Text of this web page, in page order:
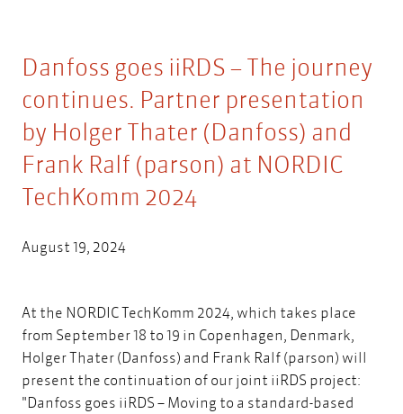
Danfoss goes iiRDS – The journey
continues. Partner presentation
by Holger Thater (Danfoss) and
Frank Ralf (parson) at NORDIC
TechKomm 2024
August 19, 2024
At the NORDIC TechKomm 2024, which takes place
from September 18 to 19 in Copenhagen, Denmark,
Holger Thater (Danfoss) and Frank Ralf (parson) will
present the continuation of our joint iiRDS project:
"Danfoss goes iiRDS – Moving to a standard-based